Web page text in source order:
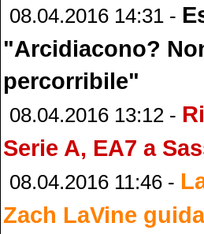
08.04.2016 14:31 -
"Arcidiacono?
percorribile"
08.04.2016 13:12 -
Serie A, EA7 a
08.04.2016 11:46 -
Zach LaVine